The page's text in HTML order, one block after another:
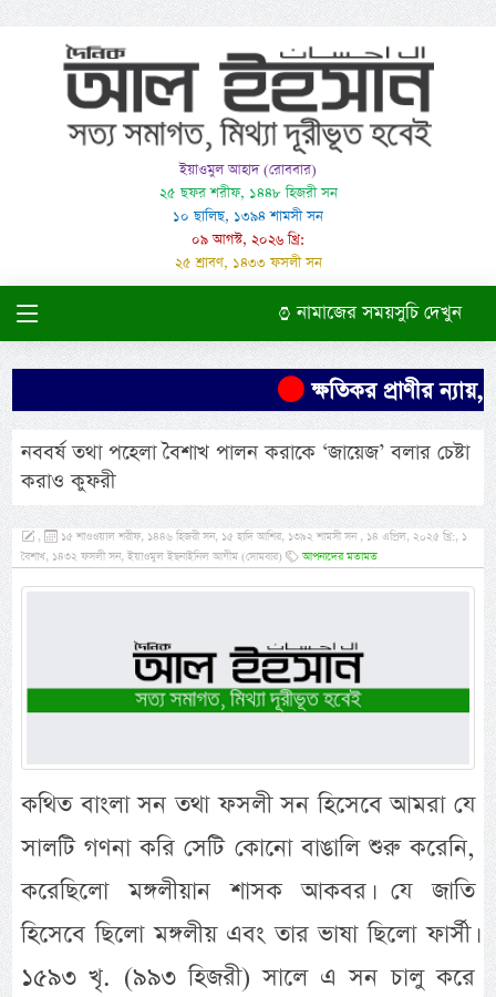
ইয়াওমুল আহাদ (রোববার)
২৫ ছফর শরীফ, ১৪৪৮ হিজরী সন
১০ ছালিছ, ১৩৯৪ শামসী সন
০৯ আগস্ট, ২০২৬ খ্রি:
২৫ শ্রাবণ, ১৪৩৩ ফসলী সন
নামাজের সময়সুচি দেখুন
ক্ষতিকর প্রাণীর
নববর্ষ তথা পহেলা বৈশাখ পালন করাকে ‘জায়েজ’ বলার চেষ্টা
করাও কুফরী
,
১৫ শাওওয়াল শরীফ, ১৪৪৬ হিজরী সন, ১৫ হাদি আশির, ১৩৯২ শামসী সন , ১৪ এপ্রিল, ২০২৫ খ্রি:, ১
বৈশাখ, ১৪৩২ ফসলী সন, ইয়াওমুল ইছনাইনিল আযীম (সোমবার)
আপনাদের মতামত
কথিত বাংলা সন তথা ফসলী সন হিসেবে আমরা যে
সালটি গণনা করি সেটি কোনো বাঙালি শুরু করেনি,
করেছিলো মঙ্গলীয়ান শাসক আকবর। যে জাতি
হিসেবে ছিলো মঙ্গলীয় এবং তার ভাষা ছিলো ফার্সী।
১৫৯৩ খৃ. (৯৯৩ হিজরী) সালে এ সন চালু করে